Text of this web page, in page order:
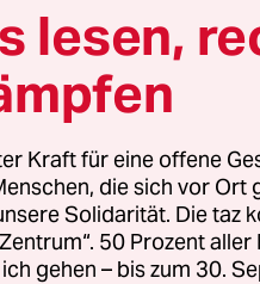
EU-
Das „böse“ Katar
das Europäische
Stimmungslage
vertagten
EU-Geldfür das
fallen soll. Ein
in
lesen,
Kraft für eine offene
die sich vor Ort
Solidarität. Die taz
50 Prozent
gehen – bis zum 30.